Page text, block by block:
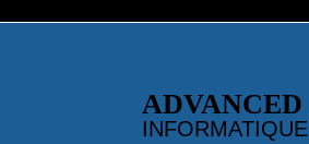
ADVANCED
INFORMATIQUE